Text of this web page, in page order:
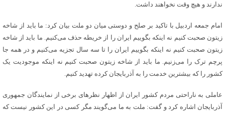
ندارند و هیچ وقت نخواهند داشت.
امام جمعه اردبیل با تاکید بر صلح و دوستی میان دو ملت بیان کرد: ما باید از شاخه
زیتون صحبت کنیم نه اینکه بگوییم ایران را از خریطه حذف می‌کنیم. ما باید از شاخه
زیتون صحبت کنیم نه اینکه بگوییم ایران را تا سه سال تجزیه می‌کنیم و در همه جا
پرچم ترک را می‌زنیم. ما باید از شاخه زیتون صحبت کنیم نه اینکه موجودیت یک
کشور را که بیشترین خدمت را به آذربایجان کرده تهدید کنیم.
عاملی به ناراحتی مردم کشور ایران از اظهار نظرهای برخی از نمایندگان جمهوری
آذربایجان اشاره کرد و گفت: ملت به ما می‌گویند مگر کسی در این کشور نیست که